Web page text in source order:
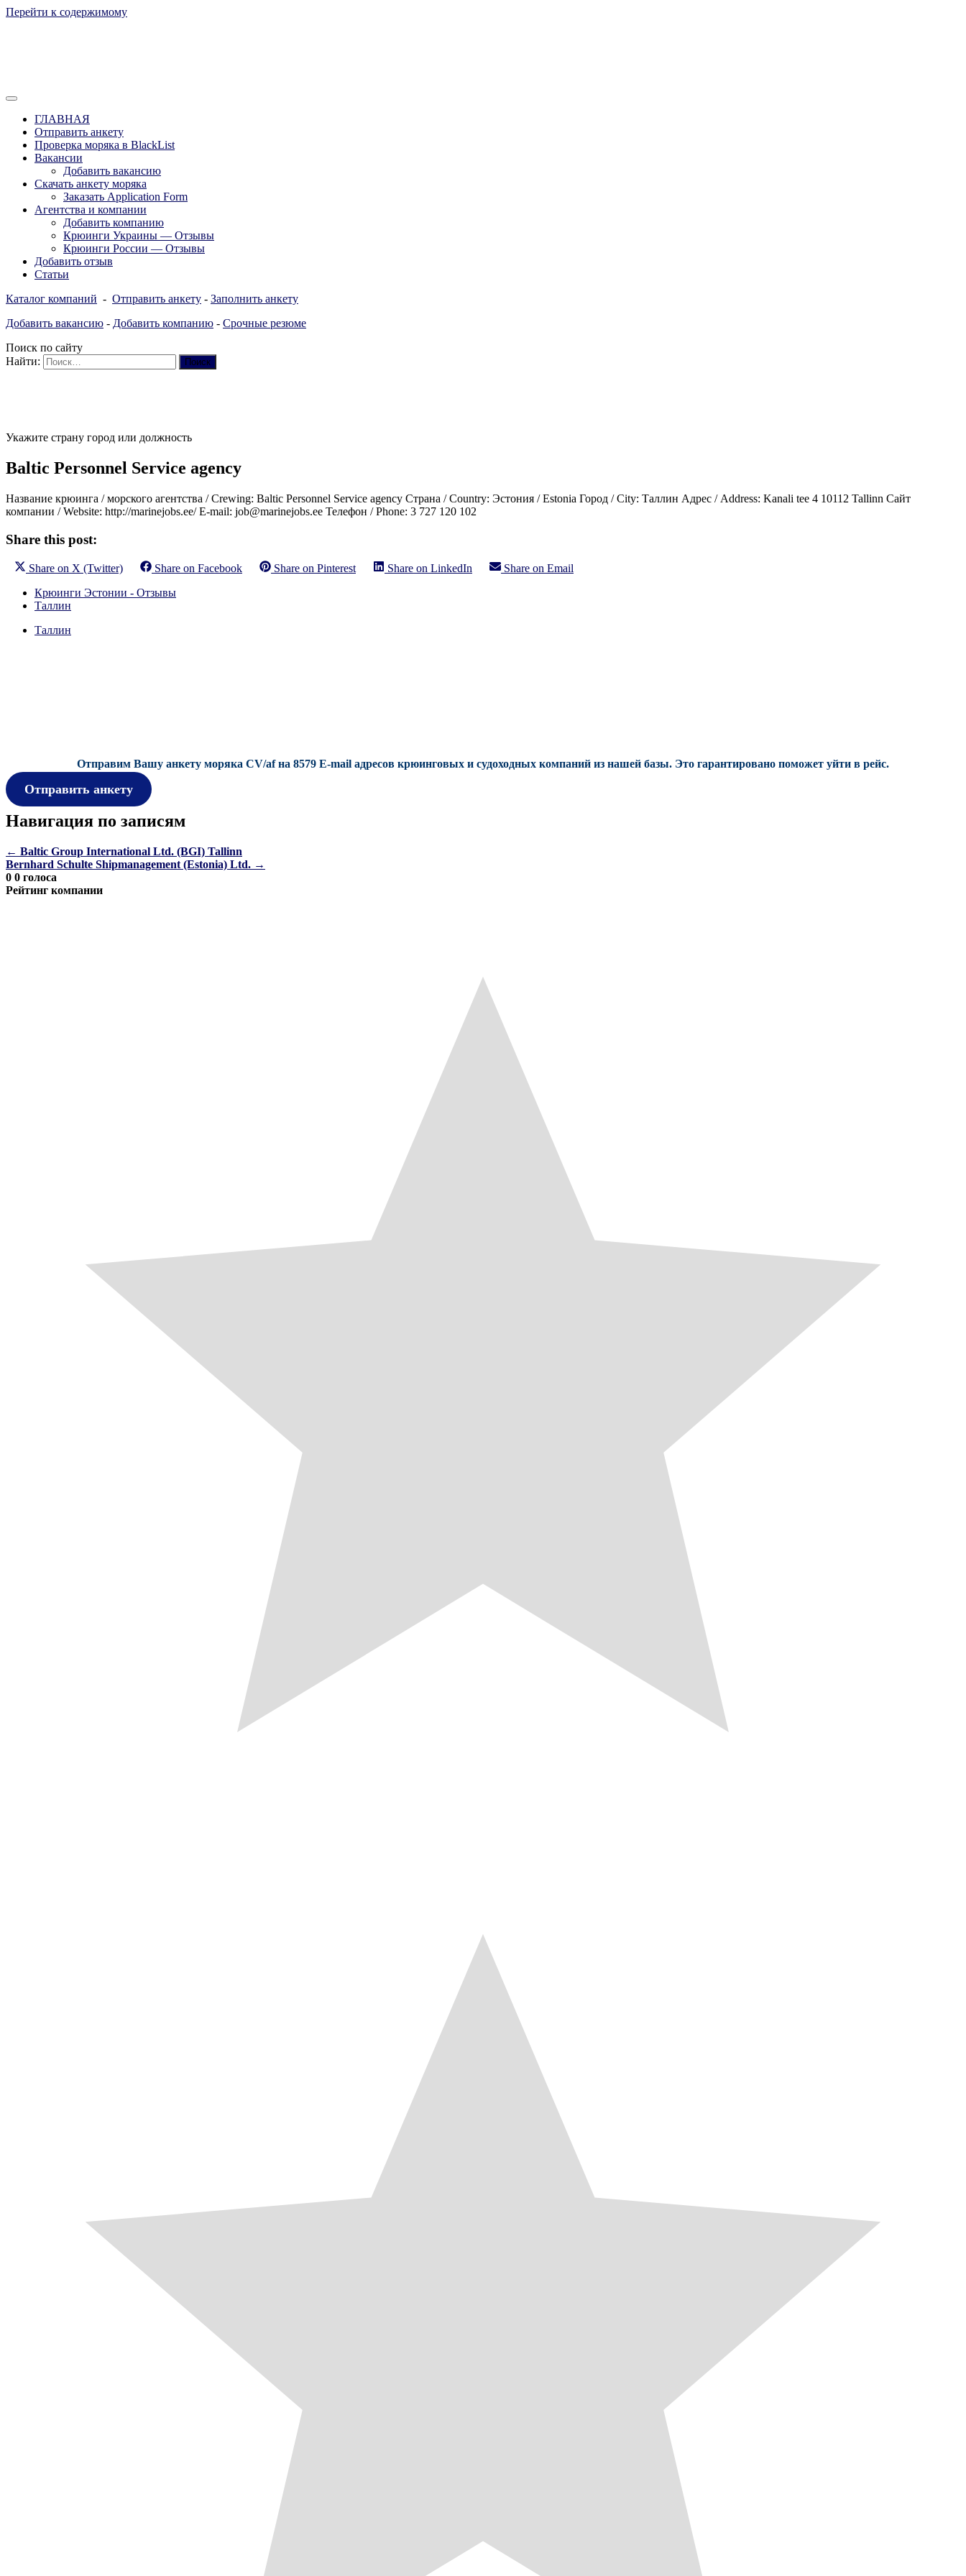
Перейти к содержимому
Вакансии для моряков. Работа для моряков в море. Каталог крюинговых компаний и морских агентств Украины,
России, Европы и Всего мира. Отзывы, Контакты, Работа, Вакансии для моряков. Рассылка апликашки CV application
form
ГЛАВНАЯ
Отправить анкету
Проверка моряка в BlackList
Вакансии
Добавить вакансию
Скачать анкету моряка
Заказать Application Form
Агентства и компании
Добавить компанию
Крюинги Украины — Отзывы
Крюинги России — Отзывы
Добавить отзыв
Статьи
Каталог компаний - Отправить анкету - Заполнить анкету
Добавить вакансию - Добавить компанию - Срочные резюме
Поиск по сайту
Найти:
Укажите страну город или должность
Baltic Personnel Service agency
Название крюинга / морского агентства / Crewing: Baltic Personnel Service agency Страна / Country: Эстония / Estonia Город / City: Таллин Адрес / Address: Kanali tee 4 10112 Tallinn Сайт
компании / Website: http://marinejobs.ee/ E-mail: job@marinejobs.ee Телефон / Phone: 3 727 120 102
Share this post:
Share on X (Twitter) Share on Facebook Share on Pinterest Share on LinkedIn Share on Email
Крюинги Эстонии - Отзывы
Таллин
Таллин
Отправим Вашу анкету моряка CV/af на 8579 E-mail адресов крюинговых и судоходных компаний из нашей базы. Это гарантировано поможет уйти в рейс.
Отправить анкету
Навигация по записям
← Baltic Group International Ltd. (BGI) Tallinn
Bernhard Schulte Shipmanagement (Estonia) Ltd. →
0 0 голоса
Рейтинг компании